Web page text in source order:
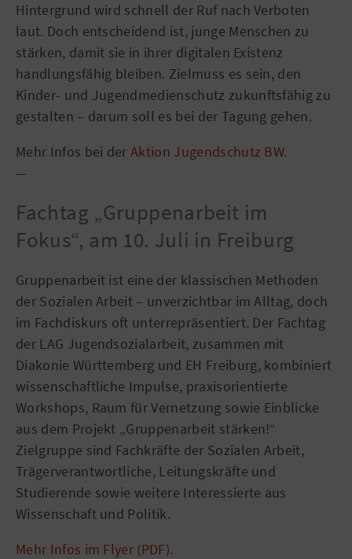
Hintergrund wird schnell der Ruf nach Verboten
laut. Doch entscheidend ist, junge Menschen zu
stärken, damit sie in ihrer digitalen Existenz
handlungsfähig bleiben. Zielmuss es sein, den
Kinder- und Jugendmedienschutz zukunftsfähig zu
gestalten – darum soll es bei der Tagung gehen.
Mehr Infos bei derAktion Jugendschutz BW.
—
Fachtag „Gruppenarbeit im
Fokus“, am 10. Juli in Freiburg
Gruppenarbeit ist eine der klassischen Methoden
der Sozialen Arbeit – unverzichtbar im Alltag, doch
im Fachdiskurs oft unterrepräsentiert. Der Fachtag
der LAG Jugendsozialarbeit, zusammen mit
Diakonie Württemberg und EH Freiburg, kombiniert
wissenschaftliche Impulse, praxisorientierte
Workshops, Raum für Vernetzung sowie Einblicke
aus dem Projekt „Gruppenarbeit stärken!“
Zielgruppe sind Fachkräfte der Sozialen Arbeit,
Trägerverantwortliche, Leitungskräfte und
Studierende sowie weitere Interessierte aus
Wissenschaft und Politik.
Mehr Infos im Flyer (PDF).